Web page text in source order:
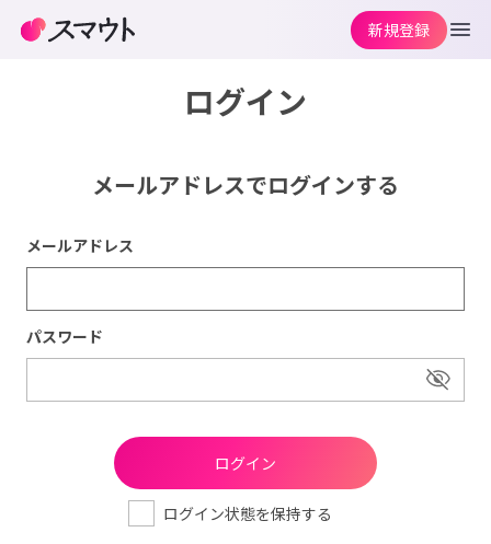
ログイン
メールアドレスでログインする
メールアドレス
パスワード
ログイン状態を保持する
新規登録